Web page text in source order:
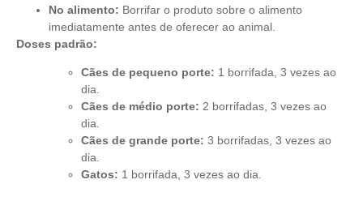
No alimento: Borrifar o produto sobre o alimento
imediatamente antes de oferecer ao animal.
Doses padrão:
Cães de pequeno porte: 1 borrifada, 3 vezes ao
dia.
Cães de médio porte: 2 borrifadas, 3 vezes ao
dia.
Cães de grande porte: 3 borrifadas, 3 vezes ao
dia.
Gatos: 1 borrifada, 3 vezes ao dia.